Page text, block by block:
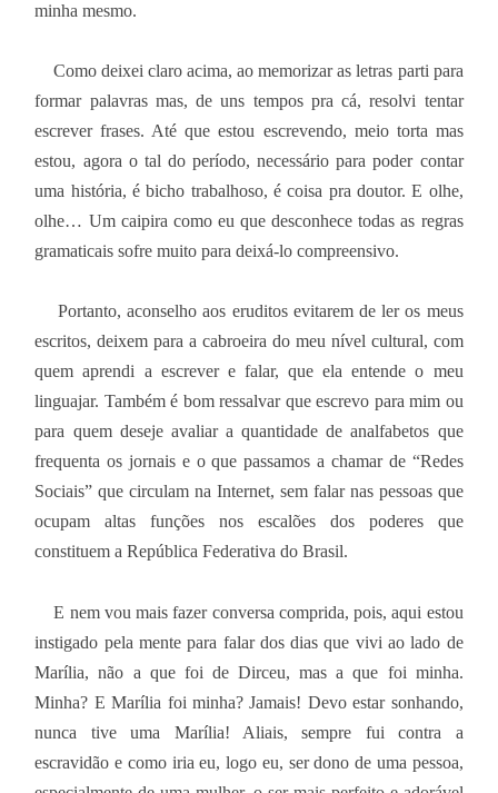
minha mesmo.
Como deixei claro acima, ao memorizar as letras parti para
formar palavras mas, de uns tempos pra cá, resolvi tentar
escrever frases. Até que estou escrevendo, meio torta mas
estou, agora o tal do período, necessário para poder contar
uma história, é bicho trabalhoso, é coisa pra doutor. E olhe,
olhe… Um caipira como eu que desconhece todas as regras
gramaticais sofre muito para deixá-lo compreensivo.
Portanto, aconselho aos eruditos evitarem de ler os meus
escritos, deixem para a cabroeira do meu nível cultural, com
quem aprendi a escrever e falar, que ela entende o meu
linguajar. Também é bom ressalvar que escrevo para mim ou
para quem deseje avaliar a quantidade de analfabetos que
frequenta os jornais e o que passamos a chamar de “Redes
Sociais” que circulam na Internet, sem falar nas pessoas que
ocupam altas funções nos escalões dos poderes que
constituem a República Federativa do Brasil.
E nem vou mais fazer conversa comprida, pois, aqui estou
instigado pela mente para falar dos dias que vivi ao lado de
Marília, não a que foi de Dirceu, mas a que foi minha.
Minha? E Marília foi minha? Jamais! Devo estar sonhando,
nunca tive uma Marília! Aliais, sempre fui contra a
escravidão e como iria eu, logo eu, ser dono de uma pessoa,